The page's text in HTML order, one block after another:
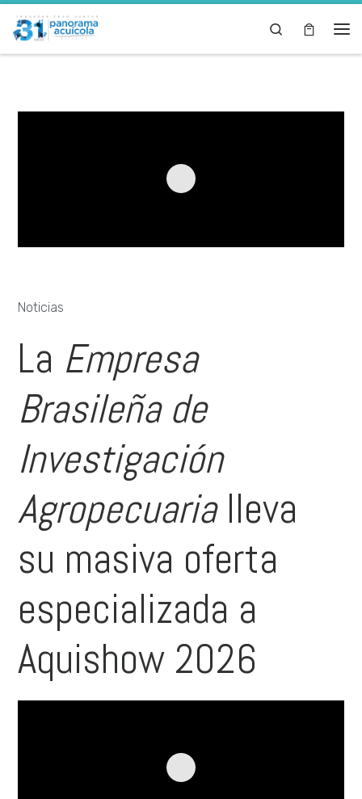
Skip to content Search
Noticias
La Empresa
Brasileña de
Investigación
Agropecuarialleva
su masiva oferta
especializada a
Aquishow 2026